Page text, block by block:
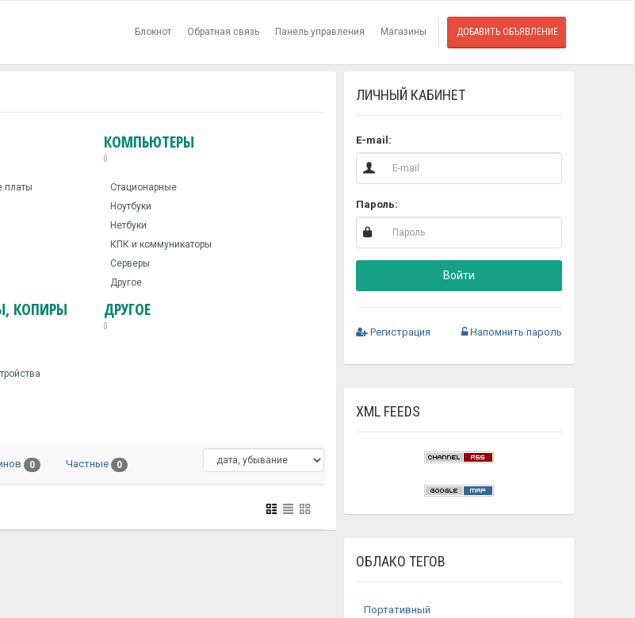
Блокнот Обратная связь Панель управления Магазины ДОБАВИТЬ ОБЪЯВЛЕНИЕ
платы
КОМПЬЮТЕРЫ
0
Стационарные
Ноутбуки
Нетбуки
КПК и коммуникаторы
Серверы
Другое
КОПИРЫ ДРУГОЕ
0
0 Частные 0
ЛИЧНЫЙ КАБИНЕТ
E-mail:
Пароль:
Войти
Регистрация Напомнить пароль
XML FEEDS
ОБЛАКО ТЕГОВ
Портативный